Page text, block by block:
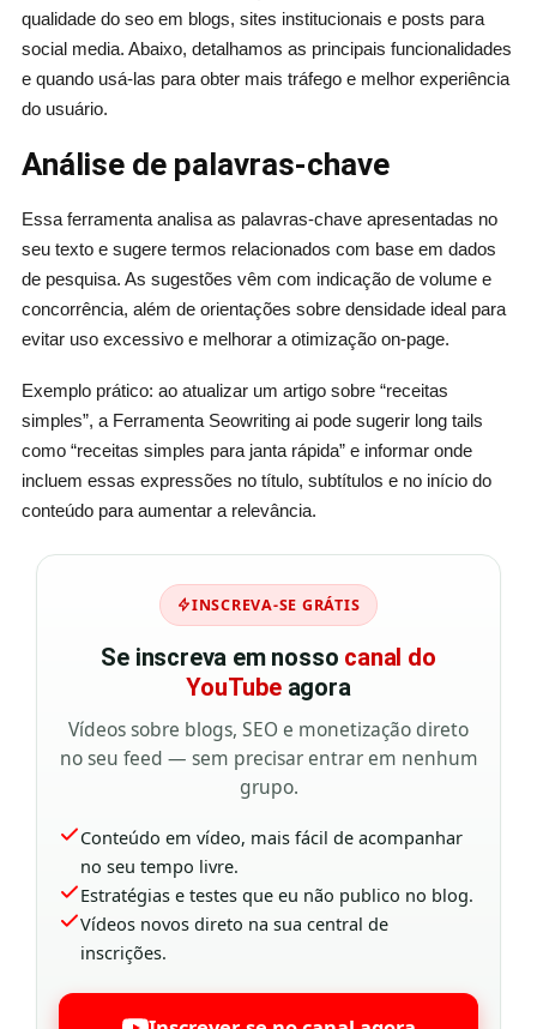
qualidade do seo em blogs, sites institucionais e posts para
social media. Abaixo, detalhamos as principais funcionalidades
e quando usá‑las para obter mais tráfego e melhor experiência
do usuário.
Análise de palavras‑chave
Essa ferramenta analisa as palavras-chave apresentadas no
seu texto e sugere termos relacionados com base em dados
de pesquisa. As sugestões vêm com indicação de volume e
concorrência, além de orientações sobre densidade ideal para
evitar uso excessivo e melhorar a otimização on‑page.
Exemplo prático: ao atualizar um artigo sobre “receitas
simples”, a Ferramenta Seowriting ai pode sugerir long tails
como “receitas simples para janta rápida” e informar onde
incluem essas expressões no título, subtítulos e no início do
conteúdo para aumentar a relevância.
INSCREVA-SE GRÁTIS
Se inscreva em nosso canal do
YouTubeagora
Vídeos sobre blogs, SEO e monetização direto
no seu feed — sem precisar entrar em nenhum
grupo.
Conteúdo em vídeo, mais fácil de acompanhar
no seu tempo livre.
Estratégias e testes que eu não publico no blog.
Vídeos novos direto na sua central de
inscrições.